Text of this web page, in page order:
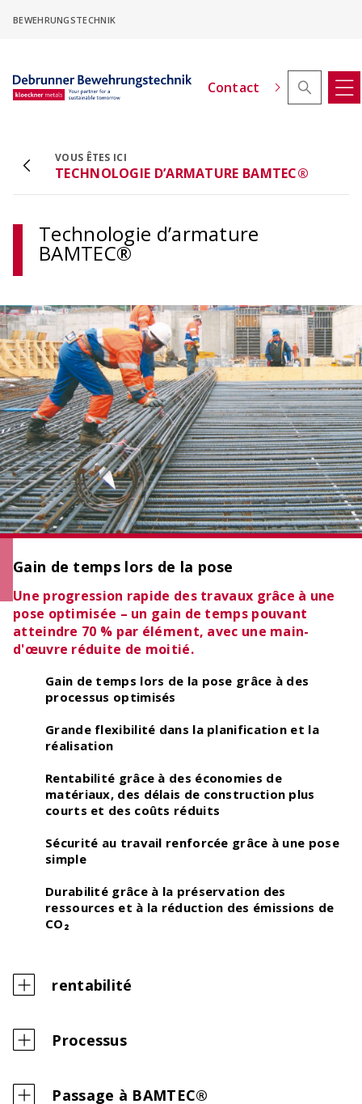
content
BEWEHRUNGSTECHNIK
Contact
ACINOXplus® - configurateur pour hauteur
décalée
décalée
OCIMA – calcul de la durée de vie
Vérifier la durée de vie cible des ouvrages en
béton armé lors de la phase d’étude
ACILIST
commande de Technique d’armature
Tabelle numérique de façonnage
calculées numériquement selon la nouvelle norme
SIA 262 (2025)
VOUS ÊTES ICI
TECHNOLOGIE D’ARMATURE BAMTEC®
Technologie d’armature
BAMTEC®
Gain de temps lors de la pose
Une progression rapide des travaux grâce à une
pose optimisée – un gain de temps pouvant
atteindre 70 % par élément, avec une main-
d'œuvre réduite de moitié.
Gain de temps lors de la pose grâce à des
processus optimisés
Grande flexibilité dans la planification et la
réalisation
Rentabilité grâce à des économies de
matériaux, des délais de construction plus
courts et des coûts réduits
Sécurité au travail renforcée grâce à une pose
simple
Durabilité grâce à la préservation des
ressources et à la réduction des émissions de
CO₂
rentabilité
Processus
Passage à BAMTEC®